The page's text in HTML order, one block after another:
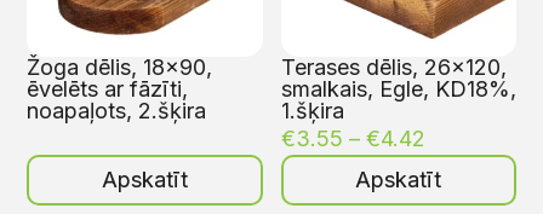
Žoga dēlis, 18×90,
ēvelēts ar fāzīti,
noapaļots, 2.šķira
Apskatīt
Terases dēlis, 26×120,
smalkais, Egle, KD18%,
1.šķira
€3.55 – €4.42
Apskatīt